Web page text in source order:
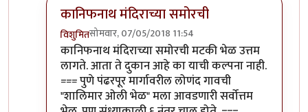
कानिफनाथ मंदिराच्या समोरची
विशुमितसोमवार, 07/05/2018 11:54
In reply toअगदी. अगदी. कोल्हापूरचं सगळंचby
कानिफनाथ मंदिराच्या समोरची मटकी भेळ उत्तम
लागते. आता ते दुकान आहे का याची कल्पना नाही.
=== पुणे पंढरपूर मार्गावरील लोणंद गावची
"शालिमार ओली भेळ" मला आवडणारी सर्वोत्तम